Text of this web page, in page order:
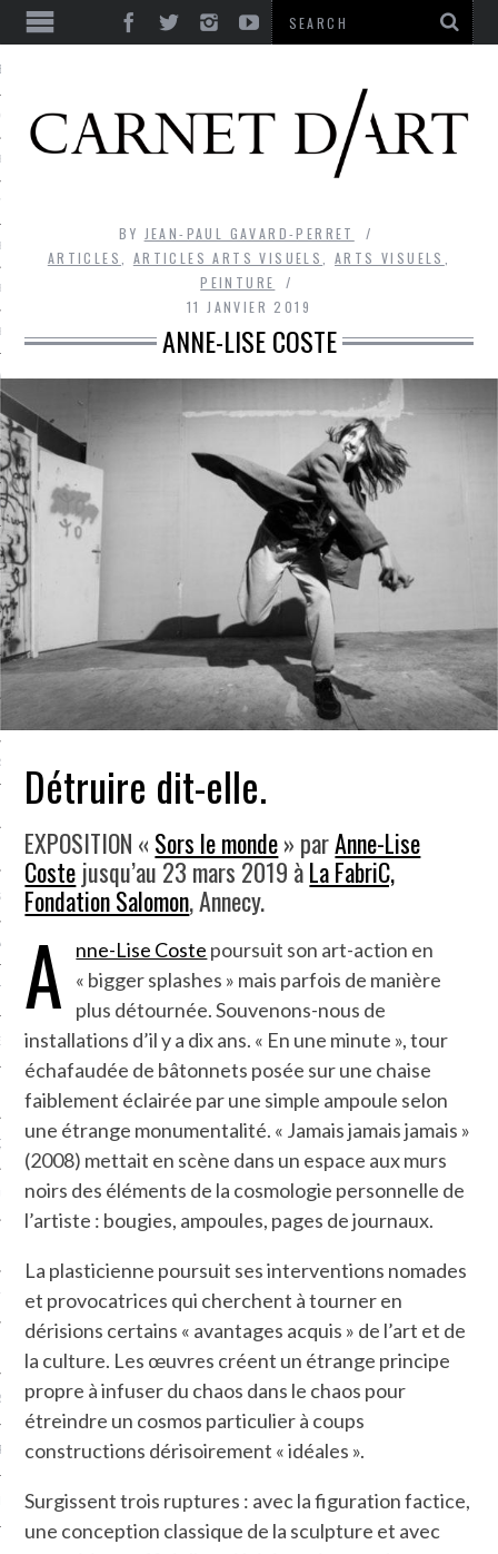
ULTIME
RIRE
LIBERTÉ
BEAUTÉ
FOLIE
BONHEUR
GUERRE
EN VOD
BY JEAN-PAUL GAVARD-PERRET
ARTICLES
ARTICLES ARTS VISUELS ARTS VISUELS
PEINTURE
11 JANVIER 2019
ANNE-LISE COSTE
Détruire dit-elle.
EXPOSITION « Sors le monde» parAnne-Lise
Coste jusqu’au 23 mars 2019 àLa FabriC,
Fondation Salomon, Annecy.
A nne-Lise Coste poursuit son art-action en
« bigger splashes » mais parfois de manière
plus détournée. Souvenons-nous de
installations d’il y a dix ans. « En une minute », tour
échafaudée de bâtonnets posée sur une chaise
faiblement éclairée par une simple ampoule selon
une étrange monumentalité. « Jamais jamais jamais »
(2008) mettait en scène dans un espace aux murs
noirs des éléments de la cosmologie personnelle de
l’artiste : bougies, ampoules, pages de journaux.
La plasticienne poursuit ses interventions nomades
et provocatrices qui cherchent à tourner en
dérisions certains « avantages acquis » de l’art et de
la culture. Les œuvres créent un étrange principe
propre à infuser du chaos dans le chaos pour
étreindre un cosmos particulier à coups
constructions dérisoirement « idéales ».
Surgissent trois ruptures : avec la figuration factice,
une conception classique de la sculpture et avec